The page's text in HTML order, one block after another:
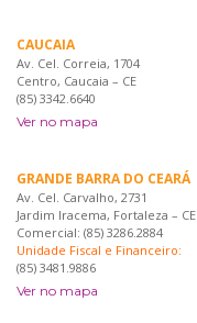
CAUCAIA
Av. Cel. Correia, 1704
Centro, Caucaia – CE
(85) 3342.6640
Ver no mapa
GRANDE BARRA DO CEARÁ
Av. Cel. Carvalho, 2731
Jardim Iracema, Fortaleza – CE
Comercial: (85) 3286.2884
Unidade Fiscal e Financeiro:
(85) 3481.9886
Ver no mapa